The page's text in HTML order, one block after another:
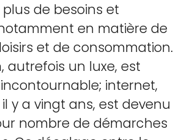
de besoins et
en matière de
et de consommation.
autrefois un luxe, est
internet,
y a vingt ans, est devenu
nombre de démarches